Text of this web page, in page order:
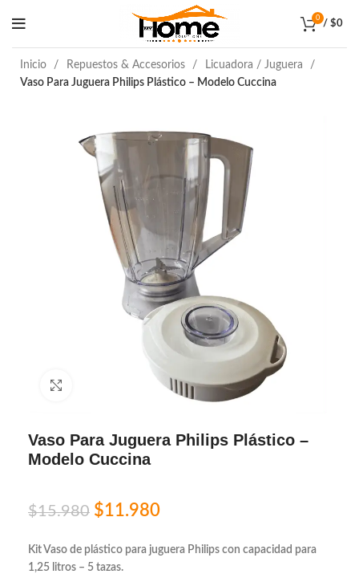
0
/ $0
Inicio Repuestos & Accesorios
Licuadora / Juguera
Vaso Para Juguera Philips Plástico – Modelo Cuccina
Vaso Para Juguera Philips Plástico –
Modelo Cuccina
$15.980 $11.980
Kit Vaso de plástico para juguera Philips con capacidad para
1,25 litros – 5 tazas.